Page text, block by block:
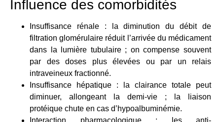
Influence des comorbidités
Insuffisance rénale : la diminution du débit de
filtration glomérulaire réduit l’arrivée du médicament
dans la lumière tubulaire ; on compense souvent
par des doses plus élevées ou par un relais
intraveineux fractionné.
Insuffisance hépatique : la clairance totale peut
diminuer, allongeant la demi-vie ; la liaison
protéique chute en cas d’hypoalbuminémie.
Interaction pharmacologique : les anti-